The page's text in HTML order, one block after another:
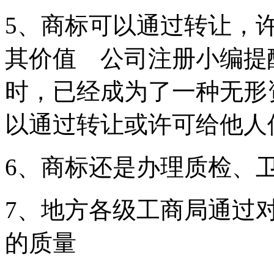
5、商标可以通过转让，
其价值 公司注册小编提
时，已经成为了一种无
以通过转让或许可给他
6、商标还是办理质检
7、地方各级工商局通过
的质量